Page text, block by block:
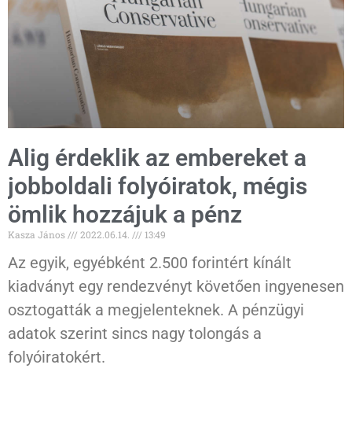
Alig érdeklik az embereket a
jobboldali folyóiratok, mégis
ömlik hozzájuk a pénz
Kasza János 2022.06.14. 13:49
Az egyik, egyébként 2.500 forintért kínált
kiadványt egy rendezvényt követően ingyenesen
osztogatták a megjelenteknek. A pénzügyi
adatok szerint sincs nagy tolongás a
folyóiratokért.